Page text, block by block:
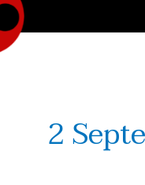
Skip
to
content
2